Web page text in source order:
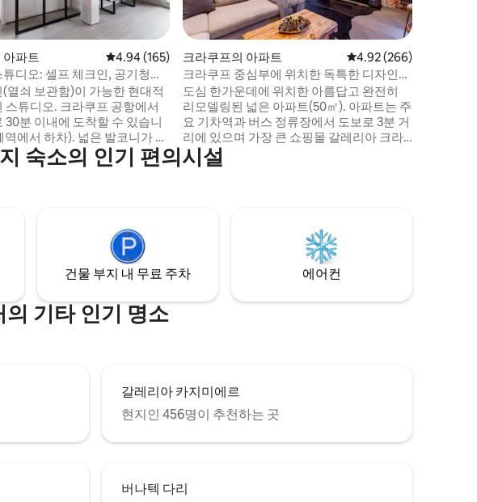
475개
아파트 평점 4.94점(5점 만점), 후기 165개
4.94 (165)
디오: 셀프 체크인, 공기청정
열쇠 보관함)이 가능한 현대적
스튜디오. 크라쿠프 공항에서
30분 이내에 도착할 수 있습니
에서 하차). 넓은 발코니가 완
, 시내의 시끄러운 지역과는
근처에 독특한 레스토랑이 있
란드 디자인으로 크라쿠프의
공합니다. 근처에 훌륭한 레
니다.
크라쿠프의 아파트 평점 4.92점(5점 만점),
4.92 (266)
크라쿠프 중심부에 위치한 독특한 디자인의
아파트
도심 한가운데에 위치한 아름답고 완전히
리모델링된 넓은 아파트(50㎡). 아파트는 주
요 기차역과 버스 정류장에서 도보로 3분 거
리에 있으며 가장 큰 쇼핑몰 갈레리아 크라
코프스카 앞에 있습니다. 하지만 창문은 아
름다운 공원(스트랄레시키)을 마주하고 있
든 새로운 가전제품이 있습니다! 숙소는 독
특한 디자인을 가지고 있습니다.
숙소의 인기 편의시설
건물 부지 내 무료 주차 에어컨
기타 인기 명소
갈레리아 카지미에르
현지인 456명이 추천하는 곳
버나텍 다리